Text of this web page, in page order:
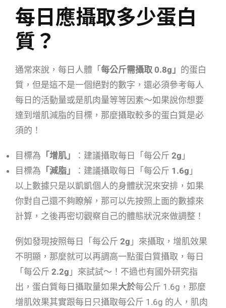
每日應攝取多少蛋白
質？
通常來說，每日人體「每公斤需攝取 0.8g」 的蛋白
質，但是這不是一個絕對的數字，還必須參考每人
每日的活動量或是肌肉量等等因素～如果說你想要
達到增肌減脂的目標，那麼攝取較多的蛋白質是必
須的！
目標為 「增肌」 ：建議攝取每日「每公斤 2g 」
目標為 「減脂」 ：建議攝取每日「每公斤 1.6g 」
以上數據只是以凱凱個人的身體狀況來安排，如果
你對自己還不夠瞭解，那可以先按照上面的數據來
計算，之後再密切觀察自己的體態狀況來做調整！
例如發現按照每日「每公斤 2g 」來攝取，增肌效果
不明顯，那麼就可以再調高一點蛋白質攝取，每日
「每公斤 2.2g 」來試試～！不過也有國外研究指
出，蛋白質每日攝取量如果大於每公斤 1.6g，那麼
增肌效果其實跟每日只攝取每公斤 1.6g 的人，肌肉